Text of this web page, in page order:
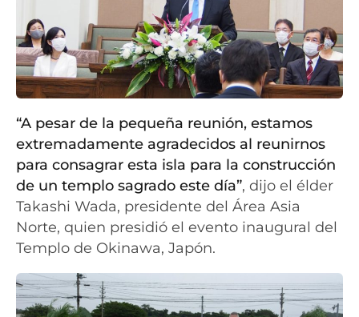
“A pesar de la pequeña reunión, estamos
extremadamente agradecidos al reunirnos
para consagrar esta isla para la construcción
de un templo sagrado este día”, dijo el élder
Takashi Wada, presidente del Área Asia
Norte, quien presidió el evento inaugural del
Templo de Okinawa, Japón.